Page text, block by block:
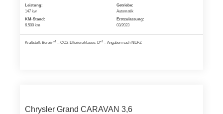
Leistung:
147 kw
Getriebe:
Automatik
KM-Stand:
6.500 km
Erstzulassung:
03/2023
Kraftstoff: Benzin*1 – CO2-Effizienzklasse: D*1 – Angaben nach NEFZ
Chrysler Grand CARAVAN 3,6